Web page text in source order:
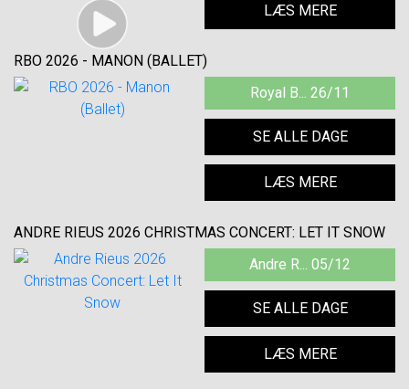
LÆS MERE
RBO 2026 - MANON (BALLET)
Royal B... 26/11
SE ALLE DAGE
LÆS MERE
ANDRE RIEUS 2026 CHRISTMAS CONCERT: LET IT SNOW
Andre R... 05/12
SE ALLE DAGE
LÆS MERE